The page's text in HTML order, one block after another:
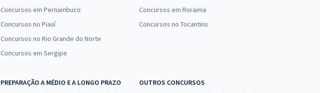
Concursos em Pernambuco
Concursos no Piauí
Concursos no Rio Grande do Norte
Concursos em Sergipe
Concursos em Roraima
Concursos no Tocantins
PREPARAÇÃO A MÉDIO E A LONGO PRAZO
OUTROS CONCURSOS